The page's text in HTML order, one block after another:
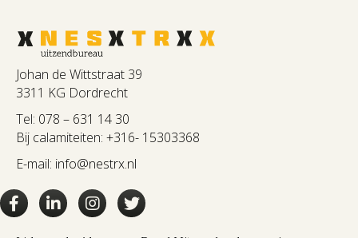
Johan de Wittstraat 39
3311 KG Dordrecht
Tel: 078 – 631 14 30
Bij calamiteiten: +316- 15303368
E-mail: info@nestrx.nl